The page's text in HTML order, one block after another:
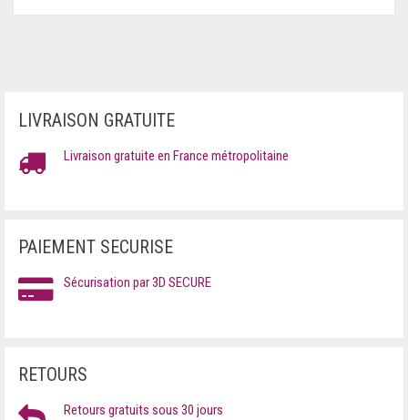
LIVRAISON GRATUITE
Livraison gratuite en France métropolitaine
PAIEMENT SECURISE
Sécurisation par 3D SECURE
RETOURS
Retours gratuits sous 30 jours